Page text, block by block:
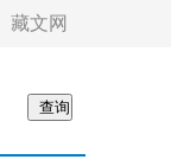
藏文网